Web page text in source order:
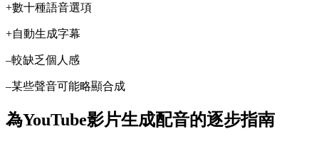
+數十種語音選項
+自動生成字幕
–較缺乏個人感
–某些聲音可能略顯合成
為YouTube影片生成配音的逐步指南